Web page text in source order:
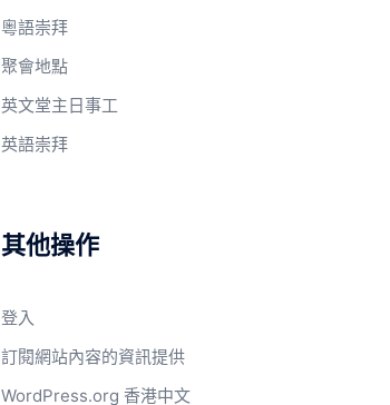
粵語崇拜
聚會地點
英文堂主日事工
英語崇拜
其他操作
登入
訂閱網站內容的資訊提供
WordPress.org 香港中文